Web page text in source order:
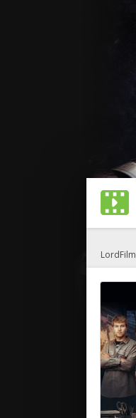
LordFilm